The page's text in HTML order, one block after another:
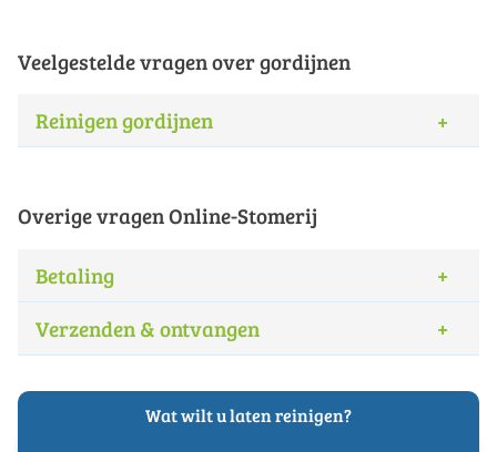
Veelgestelde vragen over gordijnen
Reinigen gordijnen
Overige vragen Online-Stomerij
Betaling
Verzenden & ontvangen
Wat wilt u laten reinigen?